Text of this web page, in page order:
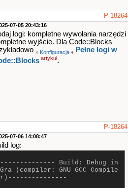
P-
07-05 20:43:16
logi: kompletne wywołania narzędzi
wyjście. Dla Code::Blocks
» Konfiguracja ♦ Pełne logi w
artykuł.
P-
07-06 14:08:47
log:
-------------- Build: Debug in
Gra (compiler: GNU GCC Compile
r)---------------